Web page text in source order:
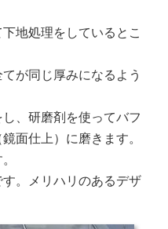
地処理をしているとこ
が同じ厚みになるよう
、研磨剤を使ってバフ
面仕上）に磨きます。
。メリハリのあるデザ